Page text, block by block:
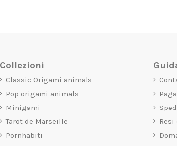
Collezioni
Classic Origami animals
Pop origami animals
Minigami
Tarot de Marseille
Pornhabiti
Resi